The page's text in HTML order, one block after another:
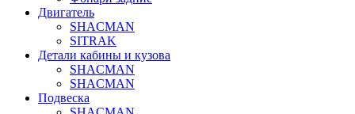
Двигатель
SHACMAN
SITRAK
Детали кабины и кузова
SHACMAN
SHACMAN
Подвеска